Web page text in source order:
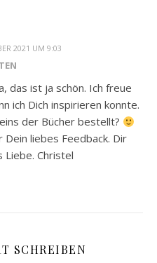
2021 UM 9:03
das ist ja schön. Ich freue
ich Dich inspirieren konnte.
der Bücher bestellt?
Dein liebes Feedback. Dir
Liebe. Christel
SCHREIBEN